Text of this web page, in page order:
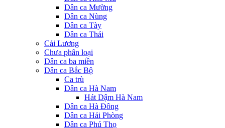
Dân ca Mường
Dân ca Nùng
Dân ca Tày
Dân ca Thái
Cải Lương
Chưa phân loại
Dân ca ba miền
Dân ca Bắc Bộ
Ca trù
Dân ca Hà Nam
Hát Dậm Hà Nam
Dân ca Hà Đông
Dân ca Hải Phòng
Dân ca Phú Thọ